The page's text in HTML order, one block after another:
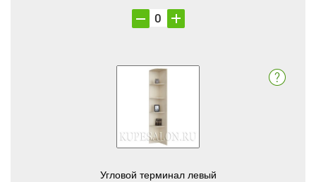
Угловой терминал левый